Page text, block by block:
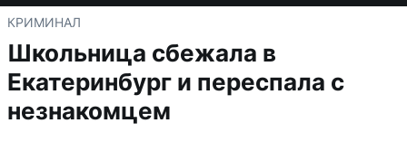
КРИМИНАЛ
Школьница сбежала в
Екатеринбург и переспала с
незнакомцем